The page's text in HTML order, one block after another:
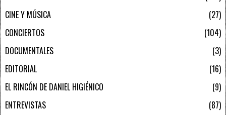
CINE Y MÚSICA
27
CONCIERTOS
104
DOCUMENTALES
3
EDITORIAL
16
EL RINCÓN DE DANIEL HIGIÉNICO
9
ENTREVISTAS
87